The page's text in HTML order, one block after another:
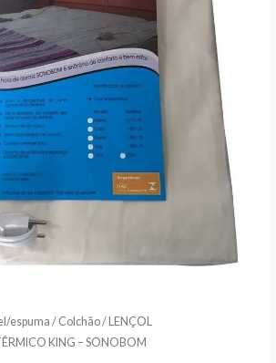
espuma/ Colchão/
LENÇOL
KING – SONOBOM